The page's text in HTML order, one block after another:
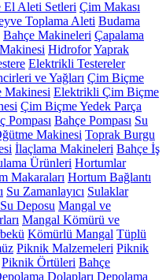
El Aleti Setleri Çim Makası
Toplama Aleti Budama
Bahçe Makineleri Çapalama
HidroforYaprak
Elektrikli Testereler
ve Yağları Çim Biçme
Makinesi Elektrikli Çim Biçme
Çim Biçme Yedek Parça
Pompası Bahçe Pompası Su
Makinesi Toprak Burgu
İlaçlama Makineleri Bahçe İş
Ürünleri Hortumlar
Makaraları Hortum Bağlantı
Su Zamanlayıcı Sulaklar
Deposu Mangal ve
Mangal Kömürü ve
Kömürlü Mangal Tüplü
Piknik Malzemeleri Piknik
Piknik Örtüleri Bahçe
Dolapları Depolama